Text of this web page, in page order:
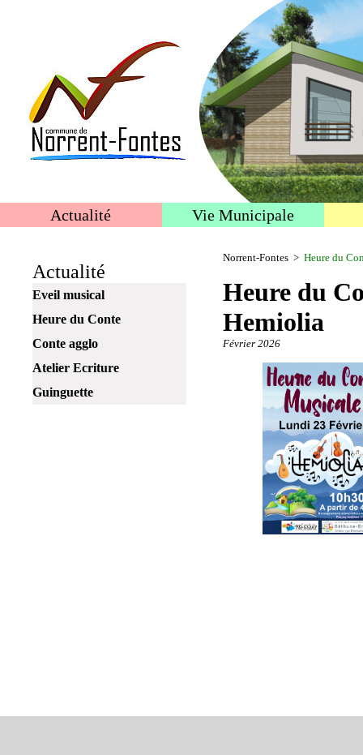
Actualité Vie Municipale
Actualité
Eveil musical
Heure du Conte
Conte agglo
Atelier Ecriture
Guinguette
Norrent-Fontes >Heure du
Heure du
Hemiolia
Février 2026